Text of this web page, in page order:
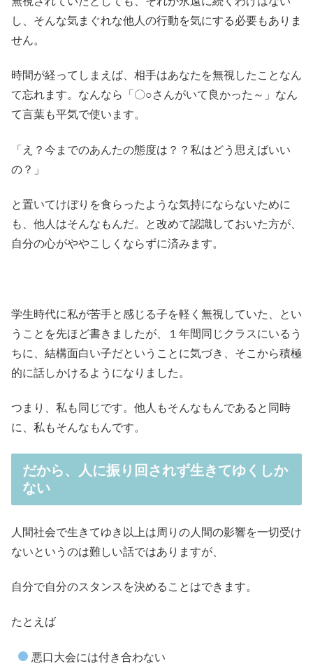
し、そんな気まぐれな他人の行動を気にする必要もありま
せん。
時間が経ってしまえば、相手はあなたを無視したことなん
て忘れます。なんなら「〇○さんがいて良かった～」なん
て言葉も平気で使います。
「え？今までのあんたの態度は？？私はどう思えばいい
の？」
と置いてけぼりを食らったような気持にならないために
も、他人はそんなもんだ。と改めて認識しておいた方が、
自分の心がややこしくならずに済みます。
学生時代に私が苦手と感じる子を軽く無視していた、とい
うことを先ほど書きましたが、１年間同じクラスにいるう
ちに、結構面白い子だということに気づき、そこから積極
的に話しかけるようになりました。
つまり、私も同じです。他人もそんなもんであると同時
に、私もそんなもんです。
だから、人に振り回されず生きてゆくしか
ない
人間社会で生きてゆき以上は周りの人間の影響を一切受け
ないというのは難しい話ではありますが、
自分で自分のスタンスを決めることはできます。
たとえば
悪口大会には付き合わない